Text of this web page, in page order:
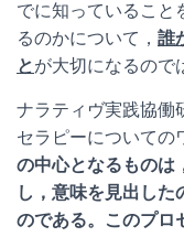
でに知っていること
るのかについて， 誰
とが大切になるので
ナラティヴ実践協働
セラピーについての
の中心となるものは
し，意味を見出した
のである。このプロ